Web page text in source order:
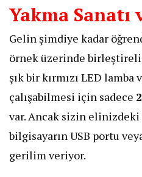
Yakma Sanatı
Gelin şimdiye kadar
örnek üzerinde
şık bir kırmızı LED lamba
çalışabilmesi için sadece
var. Ancak sizin elinizdeki
bilgisayarın USB portu
gerilim veriyor.